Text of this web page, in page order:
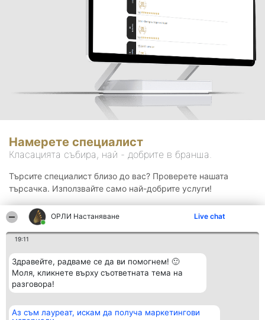
ОРЛИ Настаняване Live chat
19:11
Здравейте, радваме се да ви помогнем! 🙂
Моля, кликнете върху съответната тема на
разговора!
Аз съм лауреат, искам да получа маркетингови
Намерете специалист
Класацията събира, най - добрите в бранша.
Търсите специалист близо до вас? Проверете нашата
търсачка. Използвайте само най-добрите услуги!
Организатор на
Класация Контакти